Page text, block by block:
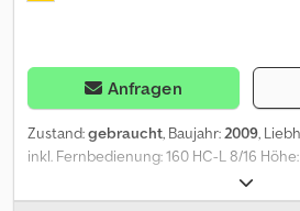
Anfragen
Zustand:gebraucht, Baujahr:2009,
inkl. Fernbedienung: 160 HC-L 8/16 Höhe:
Werk-Nr. 30349039 BJ.:2009 inkl.
Unterwagen Kreuz 2 Grundballast A